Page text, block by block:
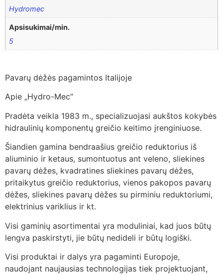
Hydromec
Apsisukimai/min.
5
Pavarų dėžės pagamintos Italijoje
Apie „Hydro-Mec“
Pradėta veikla 1983 m., specializuojasi aukštos kokybės
hidraulinių komponentų greičio keitimo įrenginiuose.
Šiandien gamina bendraašius greičio reduktorius iš
aliuminio ir ketaus, sumontuotus ant veleno, sliekines
pavarų dėžes, kvadratines sliekines pavarų dėžes,
pritaikytus greičio reduktorius, vienos pakopos pavarų
dėžes, sliekines pavarų dėžes su pirminiu reduktoriumi,
elektrinius variklius ir kt.
Visi gaminių asortimentai yra moduliniai, kad juos būtų
lengva paskirstyti, jie būtų nedideli ir būtų logiški.
Visi produktai ir dalys yra pagaminti Europoje,
naudojant naujausias technologijas tiek projektuojant,